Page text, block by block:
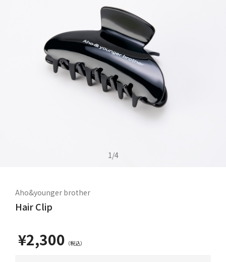
1/4
Aho&younger brother
Hair Clip
¥2,300